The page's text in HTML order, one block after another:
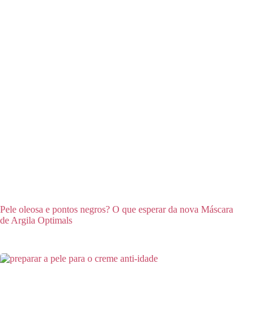
Pele oleosa e pontos negros? O que esperar da nova Máscara
de Argila Optimals